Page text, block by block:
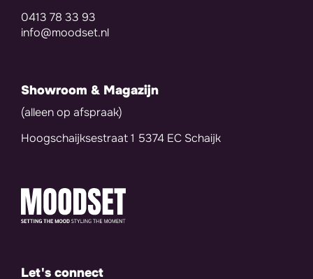
0413 78 33 93
info@moodset.nl
Showroom & Magazijn
(alleen op afspraak)
Hoogschaijksestraat 1 5374 EC Schaijk
Let's connect